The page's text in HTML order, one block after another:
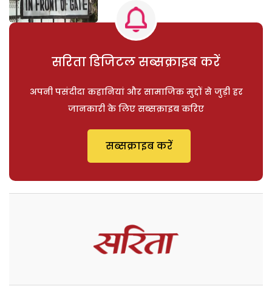
सरिता डिजिटल सब्सक्राइब करें
अपनी पसंदीदा कहानियां और सामाजिक मुद्दों से जुड़ी हर
जानकारी के लिए सब्सक्राइब करिए
सब्सक्राइब करें